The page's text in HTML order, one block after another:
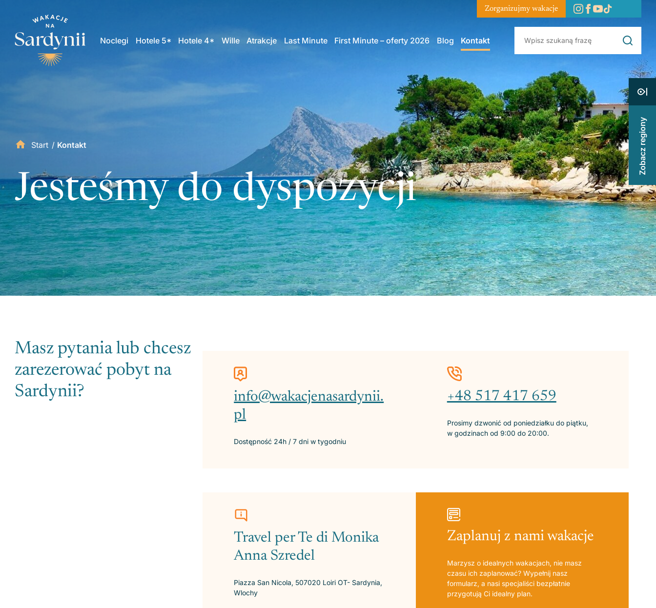
Noclegi Hotele 5* Hotele 4* Wille Atrakcje Last Minute First Minute – oferty 2026 Blog Kontakt
Zorganizujmy wakacje
Start / Kontakt
Jesteśmy do dyspozycji
Masz pytania lub chcesz
zarezerować pobyt na
Sardynii?
info@wakacjenasardynii.
pl
Dostępność 24h / 7 dni w tygodniu
+48 517 417 659
Prosimy dzwonić od poniedziałku do piątku,
w godzinach od 9:00 do 20:00.
Travel per Te di Monika
Anna Szredel
Piazza San Nicola, 507020 Loiri OT- Sardynia,
Wlochy
Zaplanuj z nami wakacje
Marzysz o idealnych wakacjach, nie masz
czasu ich zaplanować? Wypełnij nasz
formularz, a nasi specjaliści bezpłatnie
przygotują Ci idealny plan.
Zobacz regiony